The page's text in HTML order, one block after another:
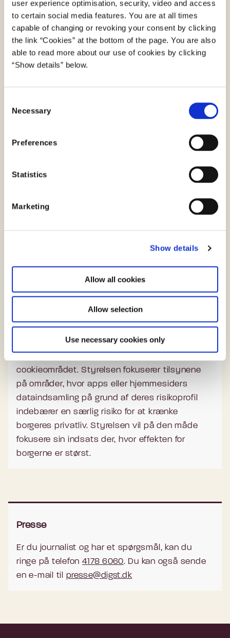
user experience optimisation, security, video and access
to certain social media features. You are at all times
capable of changing or revoking your consent by clicking
the link “Cookies” at the bottom of the page. You are also
able to read more about our use of cookies by clicking
“Show details” below.
Necessary
Preferences
Statistics
Marketing
Show details
Allow all cookies
Allow selection
Use necessary cookies only
Cookies er en af de mest udbredte former for
teknologier, som er omfattet af reglerne, og de
anvendes i høj grad på apps. Konkret sker dette
ved, at cookien bliver placeret på brugerens
adgang til oplysninger på brugerens udstyr.
Der findes i dag mange forskellige typer
teknologier, som kan indsamle oplysninger om
brugerne på apps. Teknologierne har forskellige
egenskaber, og de kan anvendes til forskellige
kan opdeles mellem cookies og lignende
omfattet af cookiebekendtgørelsen, og skal
således efterleve samme regler som de
”klassiske” cookies.
Lignende teknologier i cookiebekendtgørelsens
forstand kan fx være pixels og fingerprinting.
Digitaliseringsstyrelsen igangsætter på eget
cookieområdet. Styrelsen fokuserer tilsynene
på områder, hvor apps eller hjemmesiders
dataindsamling på grund af deres risikoprofil
indebærer en særlig risiko for at krænke
borgeres privatliv. Styrelsen vil på den måde
fokusere sin indsats der, hvor effekten for
borgerne er størst.
Presse
Er du journalist og har et spørgsmål, kan du
ringe på telefon4178 6060. Du kan også sende
en e-mail til presse@digst.dk